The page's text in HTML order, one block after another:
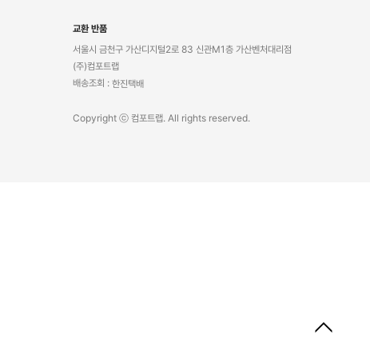
교환 반품
서울시 금천구 가산디지털2로 83 신관M1층 가산벤처대리점
(주)컴포트랩
배송조회 : 한진택배
Copyright ⓒ 컴포트랩. All rights reserved.